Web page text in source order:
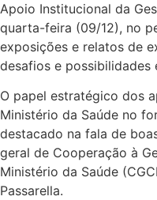
Apoio Institucional da
quarta-feira (09/12), no
exposições e relatos de
desafios e possibilidades
O papel estratégico dos
Ministério da Saúde no
destacado na fala de
geral de Cooperação à
Ministério da Saúde
Passarella.